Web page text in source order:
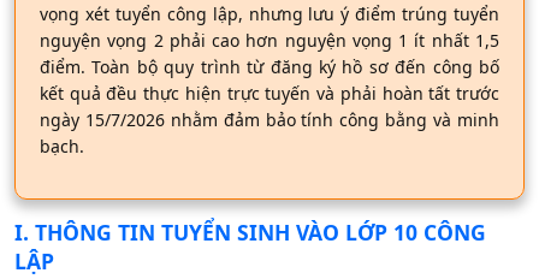
vọng xét tuyển công lập, nhưng lưu ý điểm trúng tuyển
nguyện vọng 2 phải cao hơn nguyện vọng 1 ít nhất 1,5
điểm. Toàn bộ quy trình từ đăng ký hồ sơ đến công bố
kết quả đều thực hiện trực tuyến và phải hoàn tất trước
ngày 15/7/2026 nhằm đảm bảo tính công bằng và minh
bạch.
I. THÔNG TIN TUYỂN SINH VÀO LỚP 10 CÔNG
LẬP